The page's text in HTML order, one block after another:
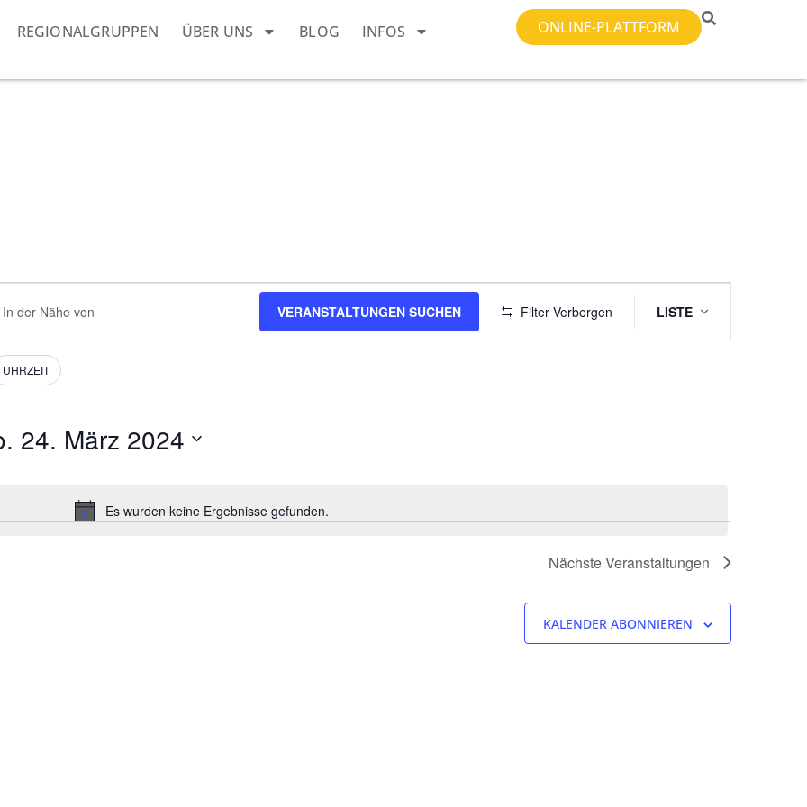
REGIONALGRUPPEN ÜBER UNS BLOG INFOS ONLINE-PLATTFORM
Hinweis
Es wurden keine Ergebnisse gefunden.
VERANSTALTUNGEN SUCHEN Filter Verbergen
Ansichten-
LISTE
UHRZEIT
24. März 2024
NächsteVeranstaltungen
KALENDER ABONNIEREN